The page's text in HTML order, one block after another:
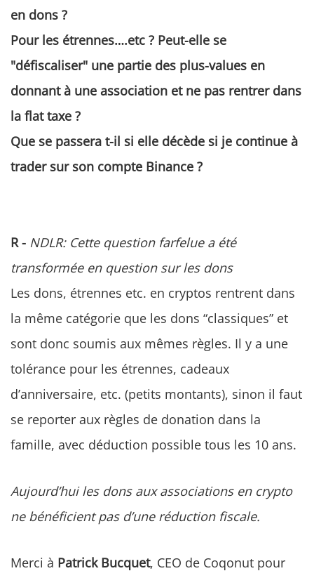
en dons ?
Pour les étrennes….etc ? Peut-elle se
"défiscaliser" une partie des plus-values en
donnant à une association et ne pas rentrer dans
la flat taxe ?
Que se passera t-il si elle décède si je continue à
trader sur son compte Binance ?
R - NDLR: Cette question farfelue a été
transformée en question sur les dons
Les dons, étrennes etc. en cryptos rentrent dans
la même catégorie que les dons “classiques” et
sont donc soumis aux mêmes règles. Il y a une
tolérance pour les étrennes, cadeaux
d’anniversaire, etc. (petits montants), sinon il faut
se reporter aux règles de donation dans la
famille, avec déduction possible tous les 10 ans.
Aujourd’hui les dons aux associations en crypto
ne bénéficient pas d’une réduction fiscale.
Merci à Patrick Bucquet, CEO de Coqonut pour